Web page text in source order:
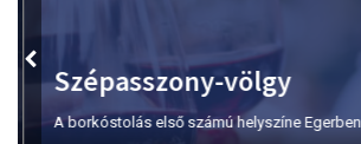
Szépasszony-völgy
A borkóstolás első számú helyszíne Egerben.